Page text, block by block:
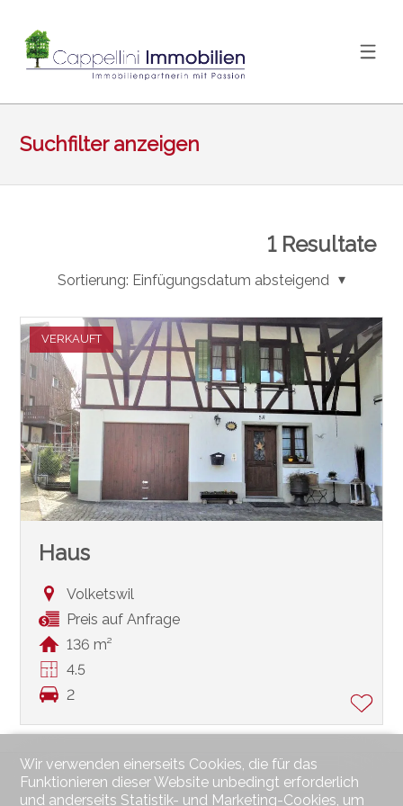
Suchfilter anzeigen
1Resultate
Sortierung: Einfügungsdatum absteigend
VERKAUFT
Haus
Volketswil
Preis auf Anfrage
136 m²
4.5
2
Wir verwenden einerseits Cookies, die für das
Funktionieren dieser Website unbedingt erforderlich
und anderseits Statistik- und Marketing-Cookies, um